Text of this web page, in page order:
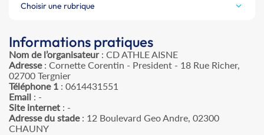
Choisir une rubrique
Informations pratiques
Nom de l’organisateur: CD ATHLE AISNE
Adresse: Cornette Corentin - President - 18 Rue Richer,
02700 Tergnier
Téléphone 1 : 0614431551
Email : -
Site internet : -
Adresse du stade: 12 Boulevard Geo Andre, 02300
CHAUNY